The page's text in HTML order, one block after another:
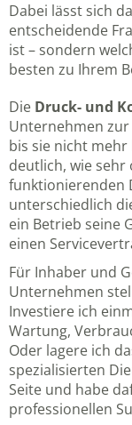
Dabei lässt sich
entscheidende
ist – sondern
besten zu Ihrem
Die Druck- und
Unternehmen
bis sie nicht
deutlich, wie sehr
funktionierenden
unterschiedlich
ein Betrieb seine
einen
Für Inhaber und
Unternehmen
Investiere ich
Wartung,
Oder lagere ich
spezialisierten
Seite und habe
professionellen